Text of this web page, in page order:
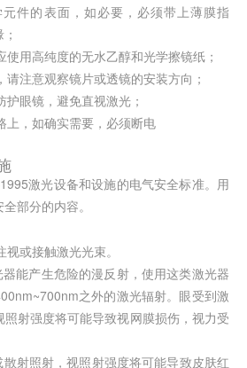
件的表面，如必要，必须带上薄膜指
用高纯度的无水乙醇和光学擦镜纸；
注意观察镜片或透镜的安装方向；
眼镜，避免直视激光；
上，如确实需要，必须断电
激光设备和设施的电气安全标准。用
部分的内容。
或接触激光光束。
能产生危险的漫反射，使用这类激光器
之外的激光辐射。眼受到激
射强度将可能导致视网膜损伤，视力受
射照射，视照射强度将可能导致皮肤红